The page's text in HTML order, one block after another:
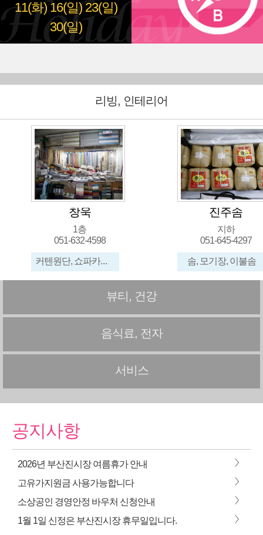
11(화) 16(일) 23(일)
30(일)
리빙, 인테리어
창욱
1층
051-632-4598
커텐원단, 쇼파카바, 브라인드
진주솜
지하
051-645-4297
솜, 모기장, 이불솜
뷰티, 건강
음식료, 전자
서비스
공지사항
2026년 부산진시장 여름휴가 안내 >
고유가지원금 사용가능합니다 >
소상공인 경영안정 바우처 신청안내 >
1월 1일 신정은 부산진시장 휴무일입니다. >